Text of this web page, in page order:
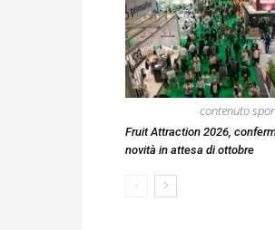
contenuto
Fruit Attraction 2026,
novità in attesa di ottobre